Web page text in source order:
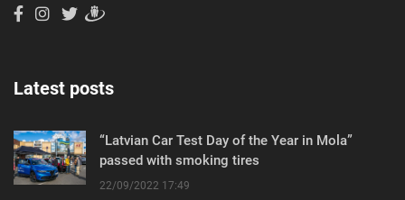
Latest posts
“Latvian Car Test Day of the Year in Mola”
passed with smoking tires
22/09/2022 17:49